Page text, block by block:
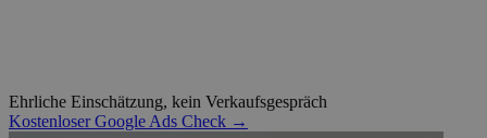
Ehrliche Einschätzung, kein Verkaufsgespräch
Kostenloser Google Ads Check →